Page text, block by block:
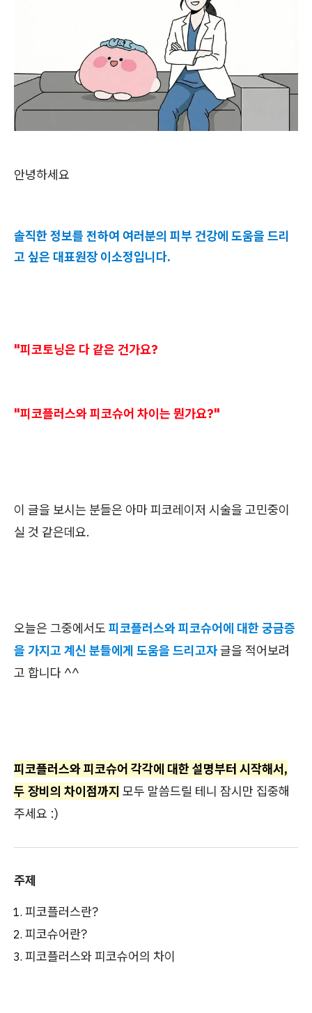
안녕하세요
솔직한 정보를 전하여 여러분의 피부 건강에 도움을 드리
고 싶은 대표원장 이소정입니다.
"피코토닝은 다 같은 건가요?
"피코플러스와 피코슈어 차이는 뭔가요?"
이 글을 보시는 분들은 아마 피코레이저 시술을 고민중이
실 것 같은데요.
오늘은 그중에서도 피코플러스와 피코슈어에 대한 궁금증
을 가지고 계신 분들에게 도움을 드리고자글을 적어보려
고 합니다 ^^
피코플러스와 피코슈어 각각에 대한 설명부터 시작해서,
두 장비의 차이점까지 모두 말씀드릴 테니 잠시만 집중해
주세요 :)
주제
피코플러스란?
피코슈어란?
피코플러스와 피코슈어의 차이